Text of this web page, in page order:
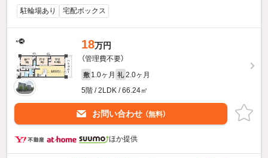
駐輪場あり
宅配ボックス
18万円
（管理費不要）
敷 1.0ヶ月 礼 2.0ヶ月
5階 / 2LDK / 66.24㎡
お問い合わせ （無料）
ほか提供